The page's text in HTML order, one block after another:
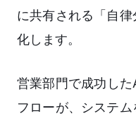
に共有される「自
化します。
営業部門で成功し
フローが、システ